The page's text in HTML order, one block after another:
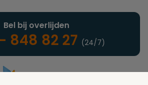
Bel bij overlijden
848 82 27 (24/7)